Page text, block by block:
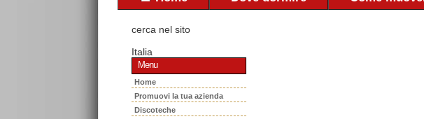
cerca nel sito
Italia
Menu
Home
Promuovi la tua azienda
Discoteche